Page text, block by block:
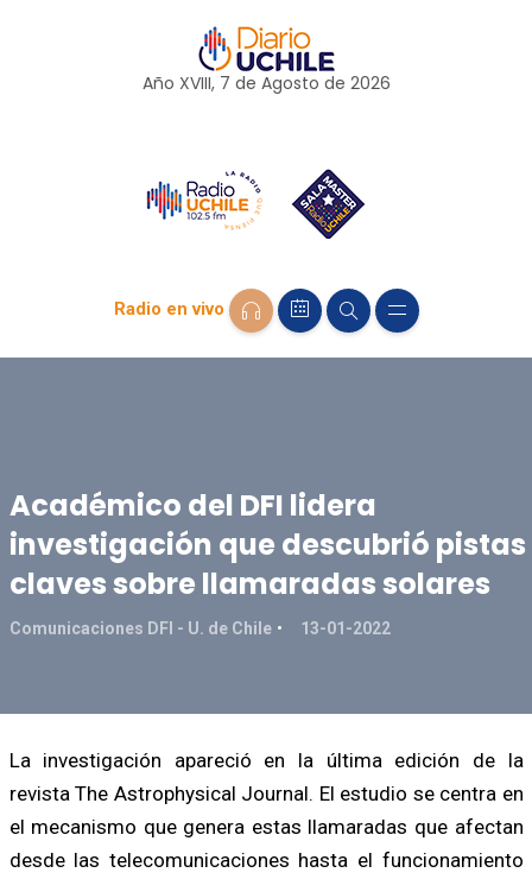
Año XVIII, 7 de Agosto de 2026
Radio en vivo
Académico del DFI lidera
investigación que descubrió pistas
claves sobre llamaradas solares
Comunicaciones DFI - U. de Chile 13-01-2022
La investigación apareció en la última edición de la
revista The Astrophysical Journal. El estudio se centra en
el mecanismo que genera estas llamaradas que afectan
desde las telecomunicaciones hasta el funcionamiento